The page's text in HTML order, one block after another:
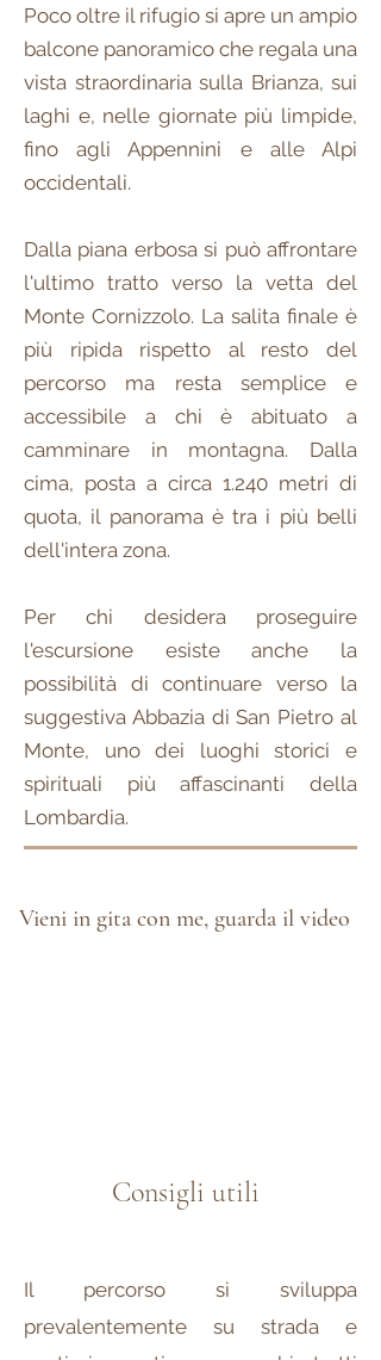
Poco oltre il rifugio si apre un ampio
balcone panoramico che regala una
vista straordinaria sulla Brianza, sui
laghi e, nelle giornate più limpide,
fino agli Appennini e alle Alpi
occidentali.
Dalla piana erbosa si può affrontare
l'ultimo tratto verso la vetta del
Monte Cornizzolo. La salita finale è
più ripida rispetto al resto del
percorso ma resta semplice e
accessibile a chi è abituato a
camminare in montagna. Dalla
cima, posta a circa 1.240 metri di
quota, il panorama è tra i più belli
dell'intera zona.
Per chi desidera proseguire
l'escursione esiste anche la
possibilità di continuare verso la
suggestiva Abbazia di San Pietro al
Monte, uno dei luoghi storici e
spirituali più affascinanti della
Lombardia.
Vieni in gita con me, guarda il video
Consigli utili
Il percorso si sviluppa
prevalentemente su strada e